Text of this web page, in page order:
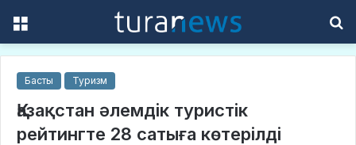
Басты Туризм
Қазақстан әлемдік туристік
рейтингте 28 сатыға көтерілді